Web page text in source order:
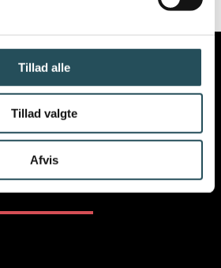
Tillad alle
Tillad valgte
Afvis
VIDE MERE OM
ARBEJDE?